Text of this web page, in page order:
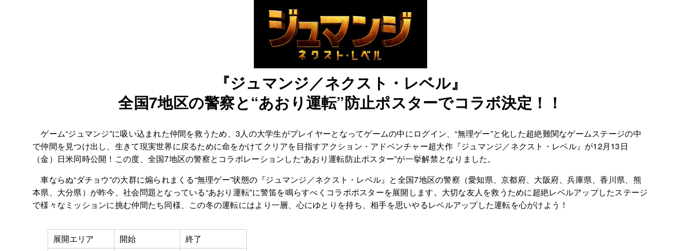
『ジュマンジ／ネクスト・レベル』
全国7地区の警察と“あおり運転”防止ポスターでコラボ決定！！
ゲーム“ジュマンジ”に吸い込まれた仲間を救うため、3人の大学生がプレイヤーとなってゲームの中にログイン、“無理ゲー”と化した超絶難関なゲームステージの中
で仲間を見つけ出し、生きて現実世界に戻るために命をかけてクリアを目指すアクション・アドベンチャー超大作『ジュマンジ／ネクスト・レベル』が12月13日
（金）日米同時公開！この度、全国7地区の警察とコラボレーションした“あおり運転防止ポスター”が一挙解禁となりました。
車ならぬ“ダチョウ”の大群に煽られまくる“無理ゲー”状態の『ジュマンジ／ネクスト・レベル』と全国7地区の警察（愛知県、京都府、大阪府、兵庫県、香川県、熊
本県、大分県）が昨今、社会問題となっている“あおり運転”に警笛を鳴らすべくコラボポスターを展開します。大切な友人を救うために超絶レベルアップしたステージ
で様々なミッションに挑む仲間たち同様、この冬の運転にはより一層、心にゆとりを持ち、相手を思いやるレベルアップした運転を心がけよう！
展開エリア 開始
終了